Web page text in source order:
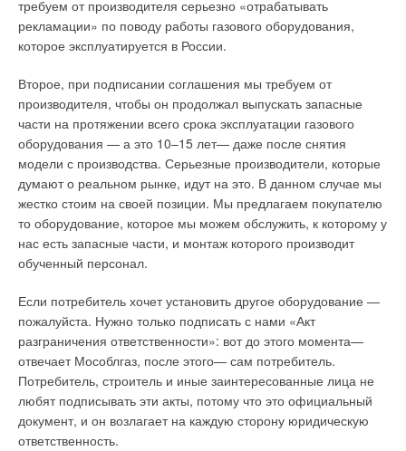
требуем от производителя серьезно «отрабатывать
рекламации» по поводу работы газового оборудования,
которое эксплуатируется в России.
Второе, при подписании соглашения мы требуем от
производителя, чтобы он продолжал выпускать запасные
части на протяжении всего срока эксплуатации газового
оборудования — а это 10–15 лет— даже после снятия
модели с производства. Серьезные производители, которые
думают о реальном рынке, идут на это. В данном случае мы
жестко стоим на своей позиции. Мы предлагаем покупателю
то оборудование, которое мы можем обслужить, к которому у
нас есть запасные части, и монтаж которого производит
обученный персонал.
Если потребитель хочет установить другое оборудование —
пожалуйста. Нужно только подписать с нами «Акт
разграничения ответственности»: вот до этого момента—
отвечает Мособлгаз, после этого— сам потребитель.
Потребитель, строитель и иные заинтересованные лица не
любят подписывать эти акты, потому что это официальный
документ, и он возлагает на каждую сторону юридическую
ответственность.